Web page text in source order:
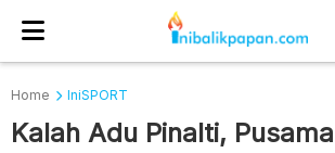
Home IniSPORT
Kalah Adu Pinalti,